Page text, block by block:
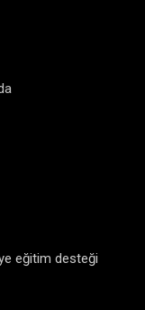
eğitim desteği